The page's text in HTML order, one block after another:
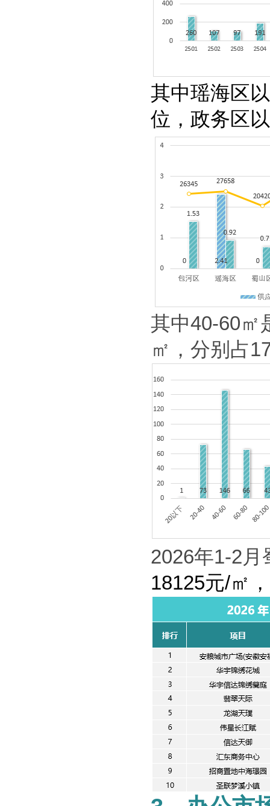
其中瑶海区以
位，政务区以
其中40-60㎡
㎡ ， 分别占
2026年1-2月
18125元/㎡ ，